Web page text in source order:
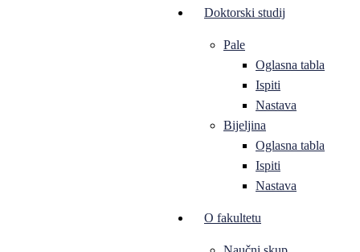
Doktorski studij
Pale
Oglasna tabla
Ispiti
Nastava
Bijeljina
Oglasna tabla
Ispiti
Nastava
O fakultetu